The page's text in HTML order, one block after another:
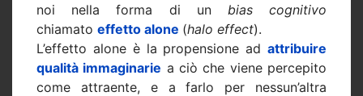
noi nella forma di un bias cognitivo
chiamato effetto alone (halo effect).
L’effetto alone è la propensione ad attribuire
qualità immaginarie a ciò che viene percepito
come attraente, e a farlo per nessun’altra